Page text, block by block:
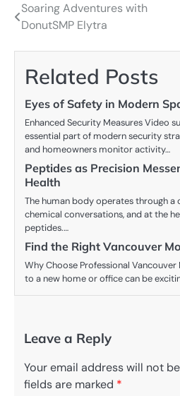
Post
navigation
Soaring Adventures with
DonutSMP Elytra
Related Posts
Eyes of Safety in Modern
Enhanced Security Measures Video
essential part of modern security
and homeowners monitor activity…
Peptides as Precision
Health
The human body operates through
chemical conversations, and at the
peptides.…
Find the Right Vancouver
Why Choose Professional
to a new home or office can be
Leave a Reply
Your email address will not
fields are marked *